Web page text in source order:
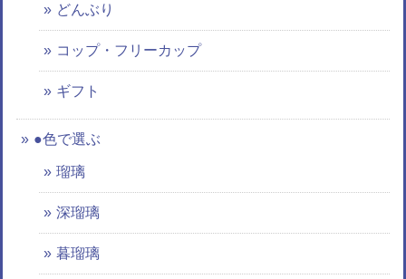
どんぶり
コップ・フリーカップ
ギフト
●色で選ぶ
瑠璃
深瑠璃
暮瑠璃